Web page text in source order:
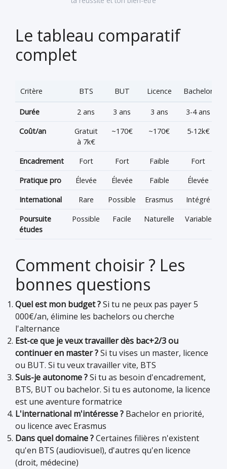
Le tableau comparatif
complet
Critère BTS BUT Licence Bachelor
Durée 2 ans 3 ans 3 ans
3-4 ans
Coût/an
Gratuit
à 7k€
~170€ ~170€ 5-12k€
Encadrement Fort Fort Faible
Fort
Pratique pro
Élevée Élevée Faible
Élevée
International
Rare Possible Erasmus
Intégré
Poursuite
études
Possible Facile Naturelle Variable
Comment choisir ? Les
bonnes questions
Quel est mon budget ?Si tu ne peux pas payer 5
000€/an, élimine les bachelors ou cherche
l'alternance
Est-ce que je veux travailler dès bac+2/3 ou
continuer en master ?Si tu vises un master, licence
ou BUT. Si tu veux travailler vite, BTS
Suis-je autonome ?Si tu as besoin d'encadrement,
BTS, BUT ou bachelor. Si tu es autonome, la licence
est une aventure formatrice
L'international m'intéresse ? Bachelor en priorité,
ou licence avec Erasmus
Dans quel domaine ?Certaines filières n'existent
qu'en BTS (audiovisuel), d'autres qu'en licence
(droit, médecine)